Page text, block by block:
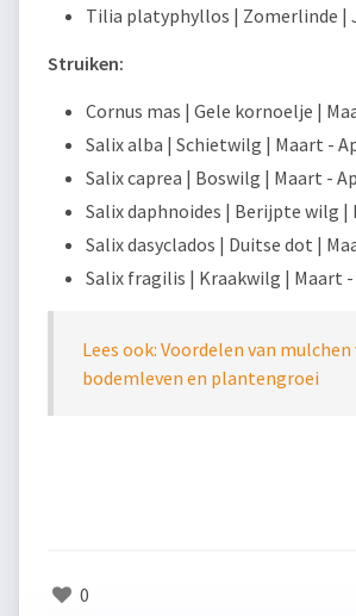
Tilia platyphyllos | Zomerlinde |
Struiken:
Cornus mas | Gele kornoelje |
Salix alba | Schietwilg | Maart -
Salix caprea | Boswilg | Maart -
Salix daphnoides | Berijpte wilg |
Salix dasyclados | Duitse dot |
Salix fragilis | Kraakwilg | Maart
Lees ook: Voordelen van
bodemleven en plantengroei
0